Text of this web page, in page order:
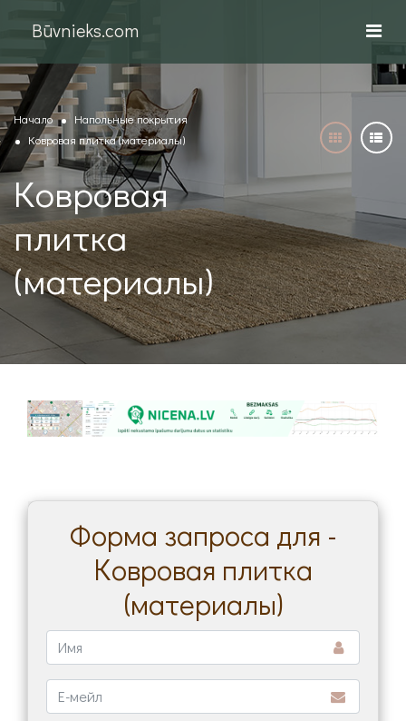
Būvnieks.com
Начало
Напольные покрытия
Ковровая плитка (материалы)
Ковровая
плитка
(материалы)
Форма запроса для -
Ковровая плитка
(материалы)